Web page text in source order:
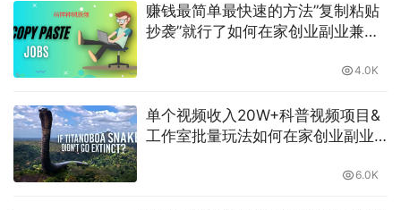
赚钱最简单最快速的方法”复制粘贴
抄袭”就行了如何在家创业副业兼职-
4.0K
单个视频收入20W+科普视频项目&
工作室批量玩法如何在家创业副业
6.0K